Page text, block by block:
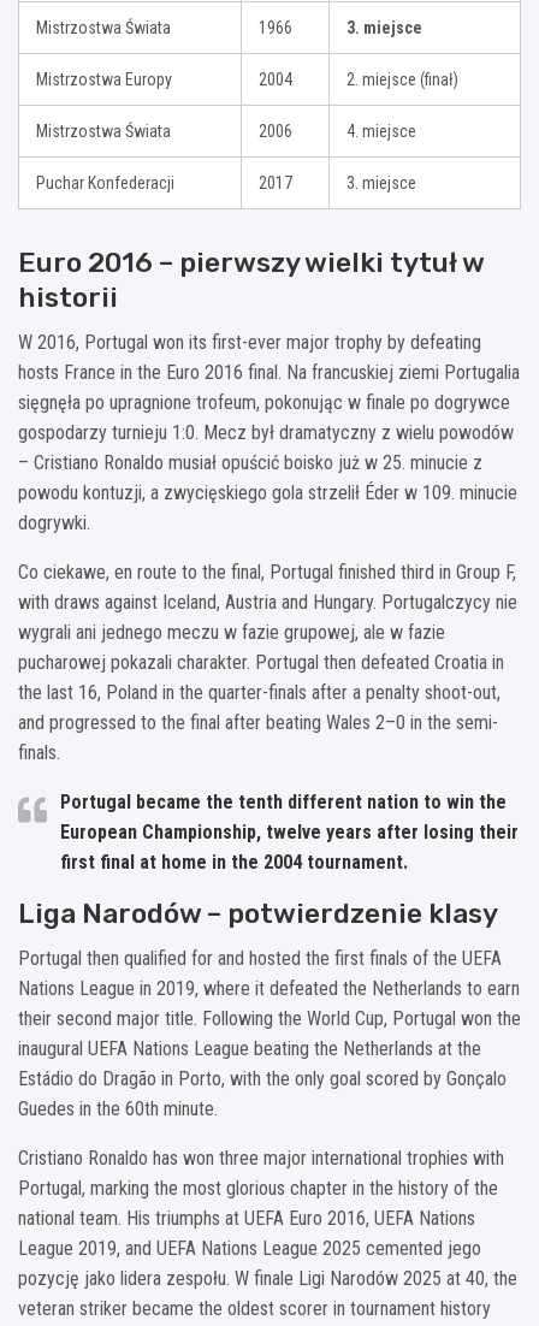
Mistrzostwa Świata 1966 3. miejsce
Mistrzostwa Europy 2004 2. miejsce (finał)
Mistrzostwa Świata 2006 4. miejsce
Puchar Konfederacji 2017 3. miejsce
Euro 2016 – pierwszy wielki tytuł w
historii
W 2016, Portugal won its first-ever major trophy by defeating
hosts France in the Euro 2016 final. Na francuskiej ziemi Portugalia
sięgnęła po upragnione trofeum, pokonując w finale po dogrywce
gospodarzy turnieju 1:0. Mecz był dramatyczny z wielu powodów
– Cristiano Ronaldo musiał opuścić boisko już w 25. minucie z
powodu kontuzji, a zwycięskiego gola strzelił Éder w 109. minucie
dogrywki.
Co ciekawe, en route to the final, Portugal finished third in Group F,
with draws against Iceland, Austria and Hungary. Portugalczycy nie
wygrali ani jednego meczu w fazie grupowej, ale w fazie
pucharowej pokazali charakter. Portugal then defeated Croatia in
the last 16, Poland in the quarter-finals after a penalty shoot-out,
and progressed to the final after beating Wales 2–0 in the semi-
finals.
Portugal became the tenth different nation to win the
European Championship, twelve years after losing their
first final at home in the 2004 tournament.
Liga Narodów – potwierdzenie klasy
Portugal then qualified for and hosted the first finals of the UEFA
Nations League in 2019, where it defeated the Netherlands to earn
their second major title. Following the World Cup, Portugal won the
inaugural UEFA Nations League beating the Netherlands at the
Estádio do Dragão in Porto, with the only goal scored by Gonçalo
Guedes in the 60th minute.
Cristiano Ronaldo has won three major international trophies with
Portugal, marking the most glorious chapter in the history of the
national team. His triumphs at UEFA Euro 2016, UEFA Nations
League 2019, and UEFA Nations League 2025 cemented jego
pozycję jako lidera zespołu. W finale Ligi Narodów 2025 at 40, the
veteran striker became the oldest scorer in tournament history